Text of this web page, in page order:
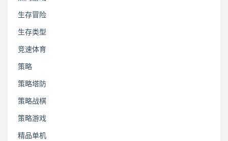
生存冒险
生存类型
竞速体育
策略
策略塔防
策略战棋
策略游戏
精品单机